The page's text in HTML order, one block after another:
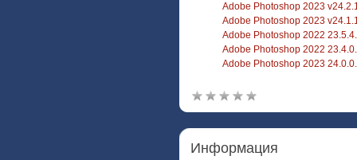
Adobe Photoshop 2023
Adobe Photoshop 2023
Adobe Photoshop 2022
Adobe Photoshop 2022
Adobe Photoshop 2023
Информация